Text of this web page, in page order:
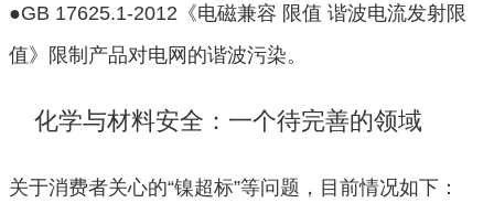
●GB 17625.1-2012《电磁兼容 限值 谐波电流发射限
值》限制产品对电网的谐波污染。
化学与材料安全：一个待完善的领域
关于消费者关心的“镍超标”等问题，目前情况如下：